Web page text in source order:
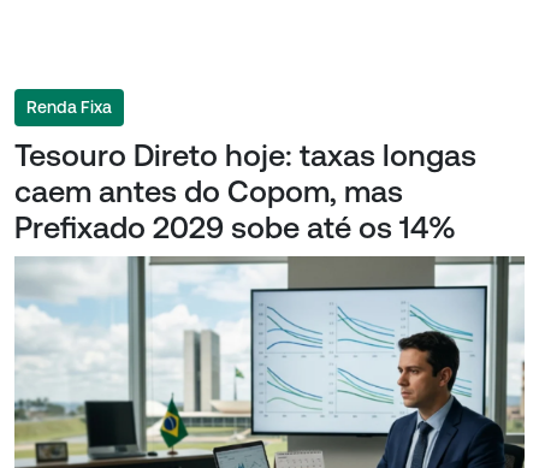
Renda Fixa
Tesouro Direto hoje: taxas longas
caem antes do Copom, mas
Prefixado 2029 sobe até os 14%